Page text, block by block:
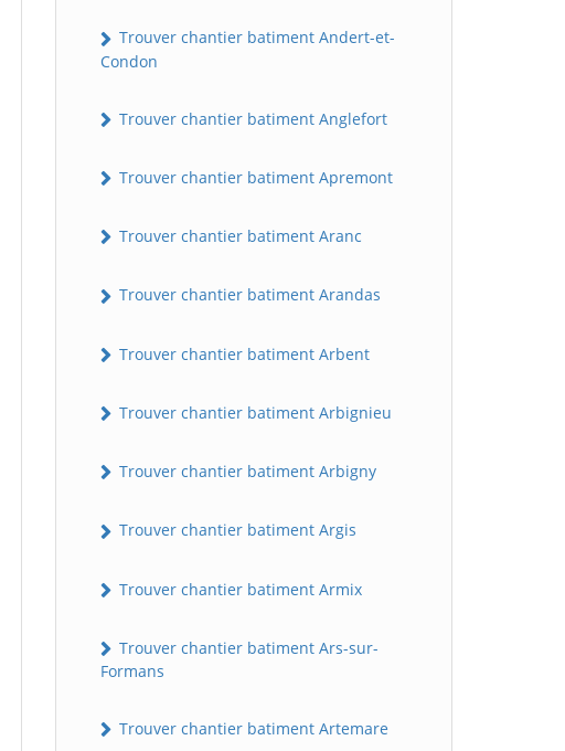
Trouver chantier batiment Andert-et-
Condon
Trouver chantier batiment Anglefort
Trouver chantier batiment Apremont
Trouver chantier batiment Aranc
Trouver chantier batiment Arandas
Trouver chantier batiment Arbent
Trouver chantier batiment Arbignieu
Trouver chantier batiment Arbigny
Trouver chantier batiment Argis
Trouver chantier batiment Armix
Trouver chantier batiment Ars-sur-
Formans
Trouver chantier batiment Artemare